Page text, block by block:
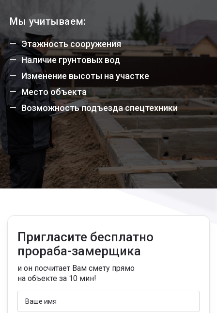
Мы учитываем:
Этажность сооружения
Наличие грунтовых вод
Изменение высоты на участке
Место объекта
Возможность подъезда спецтехники
Пригласите бесплатно
прораба-замерщика
и он посчитает Вам смету прямо
на объекте за 10 мин!